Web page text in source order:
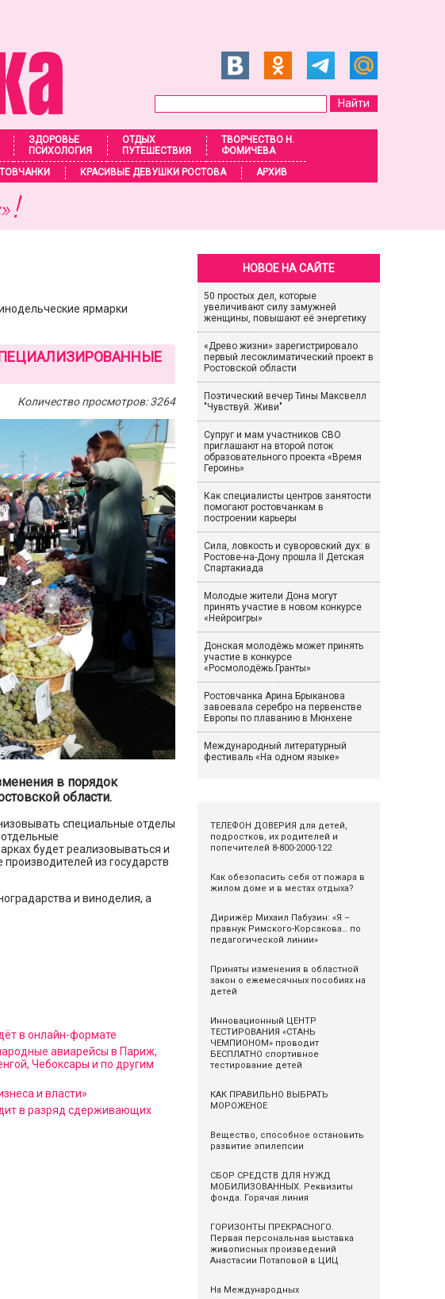
ЗДОРОВЬЕ
ПСИХОЛОГИЯ
ОТДЫХ
ПУТЕШЕСТВИЯ
ТВОРЧЕСТВО Н.
ФОМИЧЕВА
КРАСИВЫЕ ДЕВУШКИ РОСТОВА АРХИВ
ярмарки
Количество просмотров: 3264
в порядок
области.
специальные отделы
будет реализовываться и
из государств
и виноделия, а
в онлайн-формате
авиарейсы в Париж,
Чебоксары и по другим
и власти»
в разряд сдерживающих
НОВОЕ НА САЙТЕ
50 простых дел, которые
увеличивают силу замужней
женщины, повышают её энергетику
«Древо жизни» зарегистрировало
первый лесоклиматический проект в
Ростовской области
Поэтический вечер Тины Максвелл
"Чувствуй. Живи"
Супруг и мам участников СВО
приглашают на второй поток
образовательного проекта «Время
Героинь»
Как специалисты центров занятости
помогают ростовчанкам в
построении карьеры
Сила, ловкость и суворовский дух: в
Ростове-на-Дону прошла II Детская
Спартакиада
Молодые жители Дона могут
принять участие в новом конкурсе
«Нейроигры»
Донская молодёжь может принять
участие в конкурсе
«Росмолодёжь.Гранты»
Ростовчанка Арина Брыканова
завоевала серебро на первенстве
Европы по плаванию в Мюнхене
Международный литературный
фестиваль «На одном языке»
ТЕЛЕФОН ДОВЕРИЯ для детей,
подростков, их родителей и
попечителей 8-800-2000-122
Как обезопасить себя от пожара в
жилом доме и в местах отдыха?
Дирижёр Михаил Пабузин: «Я –
правнук Римского-Корсакова… по
педагогической линии»
Приняты изменения в областной
закон о ежемесячных пособиях на
детей
Инновационный ЦЕНТР
ТЕСТИРОВАНИЯ «СТАНЬ
ЧЕМПИОНОМ» проводит
БЕСПЛАТНО спортивное
тестирование детей
КАК ПРАВИЛЬНО ВЫБРАТЬ
МОРОЖЕНОЕ
Вещество, способное остановить
развитие эпилепсии
СБОР СРЕДСТВ ДЛЯ НУЖД
МОБИЛИЗОВАННЫХ. Реквизиты
фонда. Горячая линия
ГОРИЗОНТЫ ПРЕКРАСНОГО.
Первая персональная выставка
живописных произведений
Анастасии Потаповой в ЦИЦ
На Международных